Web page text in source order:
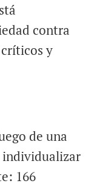
contra
y
de una
166